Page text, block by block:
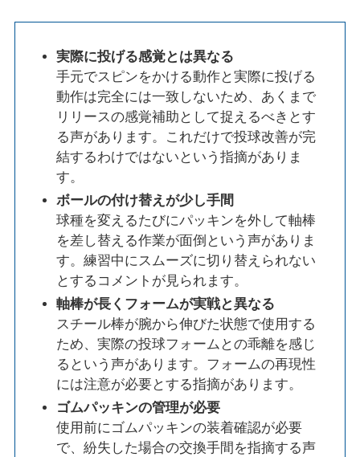
実際に投げる感覚とは異なる
手元でスピンをかける動作と実際に投げる
動作は完全には一致しないため、あくまで
リリースの感覚補助として捉えるべきとす
る声があります。これだけで投球改善が完
結するわけではないという指摘がありま
す。
ボールの付け替えが少し手間
球種を変えるたびにパッキンを外して軸棒
を差し替える作業が面倒という声がありま
す。練習中にスムーズに切り替えられない
とするコメントが見られます。
軸棒が長くフォームが実戦と異なる
スチール棒が腕から伸びた状態で使用する
ため、実際の投球フォームとの乖離を感じ
るという声があります。フォームの再現性
には注意が必要とする指摘があります。
ゴムパッキンの管理が必要
使用前にゴムパッキンの装着確認が必要
で、紛失した場合の交換手間を指摘する声